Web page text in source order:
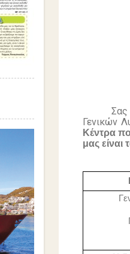
Σας
Γενικών
Κέντρα
μας είναι